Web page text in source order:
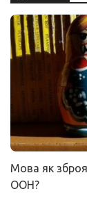
Мова як
ООН?